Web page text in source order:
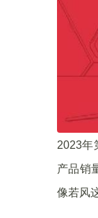
2023年
产品销
像若风